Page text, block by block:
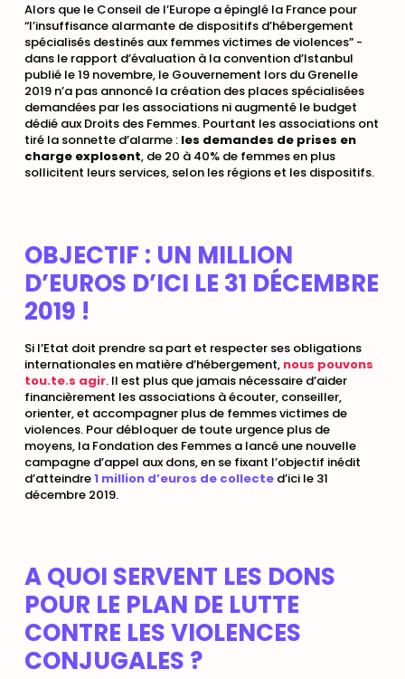
Alors que le Conseil de l’Europe a épinglé la France pour
“l’insuffisance alarmante de dispositifs d’hébergement
spécialisés destinés aux femmes victimes de violences” -
dans le rapport d’évaluation à la convention d’Istanbul
publié le 19 novembre, le Gouvernement lors du Grenelle
2019 n’a pas annoncé la création des places spécialisées
demandées par les associations ni augmenté le budget
dédié aux Droits des Femmes. Pourtant les associations ont
tiré la sonnette d’alarme : les demandes de prises en
charge explosent, de 20 à 40% de femmes en plus
sollicitent leurs services, selon les régions et les dispositifs.
OBJECTIF : UN MILLION
D’EUROS D’ICI LE 31 DÉCEMBRE
2019 !
Si l’Etat doit prendre sa part et respecter ses obligations
internationales en matière d’hébergement, nous pouvons
tou.te.s agir. Il est plus que jamais nécessaire d’aider
financièrement les associations à écouter, conseiller,
orienter, et accompagner plus de femmes victimes de
violences. Pour débloquer de toute urgence plus de
moyens, la Fondation des Femmes a lancé une nouvelle
campagne d’appel aux dons, en se fixant l’objectif inédit
d’atteindre1 million d’euros de collected’ici le 31
décembre 2019.
A QUOI SERVENT LES DONS
POUR LE PLAN DE LUTTE
CONTRE LES VIOLENCES
CONJUGALES ?